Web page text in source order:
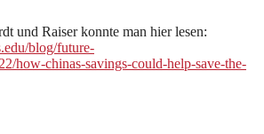
und Raiser konnte man hier lesen:
blog/future-
how-chinas-savings-could-help-save-the-